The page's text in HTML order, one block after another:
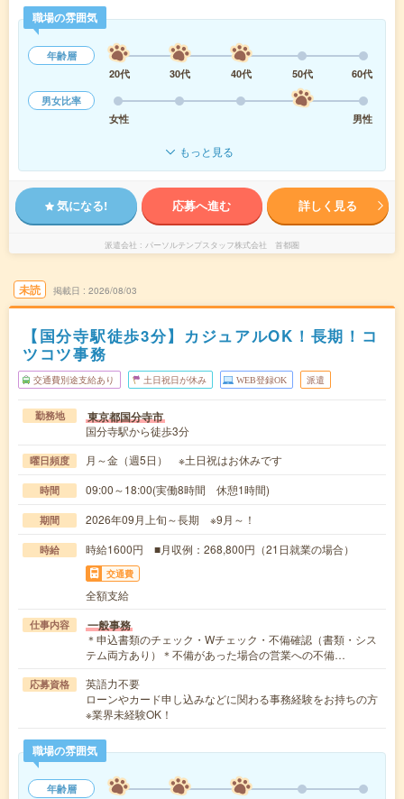
職場の雰囲気
年齢層
20代
30代 40代 50代
60代
男女比率
女性
男性
もっと見る
気になる! 応募へ進む 詳しく見る
派遣会社 パーソルテンプスタッフ株式会社 首都圏
未読 掲載日 2026/08/03
【国分寺駅徒歩3分】カジュアルOK！長期！コ
ツコツ事務
交通費別途支給あり 土日祝日が休み WEB登録OK 派遣
勤務地 東京都国分寺市
国分寺駅から徒歩3分
曜日頻度 月～金（週5日） ※土日祝はお休みです
時間 09:00～18:00(実働8時間 休憩1時間)
期間 2026年09月上旬～長期 ※9月～！
時給 時給1600円 ■月収例：268,800円（21日就業の場合）
交通費
全額支給
仕事内容 一般事務
＊申込書類のチェック・Wチェック・不備確認（書類・シス
テム両方あり）＊不備があった場合の営業への不備…
応募資格
英語力不要
ローンやカード申し込みなどに関わる事務経験をお持ちの方
※業界未経験OK！
職場の雰囲気
年齢層